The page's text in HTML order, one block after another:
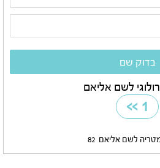
לשם אליאם
1
>>
לשם אליאם 82